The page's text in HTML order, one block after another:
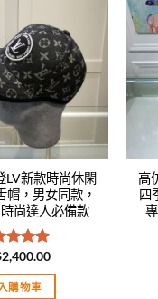
wishlist
LV新款時尚休閑
帽，男女同款，
尚達人必備款
5.00
5
2,400.00
購物車
高
四